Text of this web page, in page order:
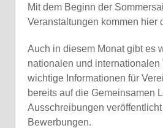
Mit dem Beginn der
Veranstaltungen kommen hier
Auch in diesem Monat gibt es
nationalen und
wichtige Informationen für
bereits auf die Gemeinsamen
Ausschreibungen
Bewerbungen.